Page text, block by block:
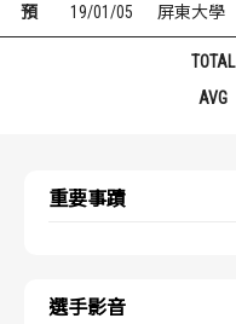
預 19/01/05 屏東大學
TOTAL
AVG
重要事蹟
選手影音